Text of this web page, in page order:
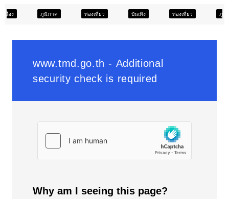
ท่องเที่ยว บันเทิง ท่องเที่ยว ภูมิภาค สังคม